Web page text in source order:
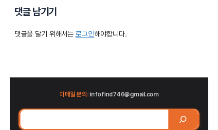
댓글 남기기
댓글을 달기 위해서는 로그인해야합니다.
이메일 문의:infofind746@gmail.com
검